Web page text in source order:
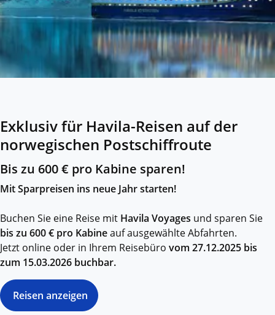
Exklusiv für Havila-Reisen auf der
norwegischen Postschiffroute
Bis zu 600 € pro Kabine sparen!
Mit Sparpreisen ins neue Jahr starten!
Buchen Sie eine Reise mit Havila Voyages und sparen Sie
bis zu 600 € pro Kabineauf ausgewählte Abfahrten.
Jetzt online oder in Ihrem Reisebüro vom 27.12.2025 bis
zum 15.03.2026 buchbar.
Reisen anzeigen